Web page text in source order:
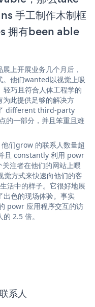
手工制作木制框
拥有been able
上开展业务几个月后，
他们wanted以视觉上吸
轻巧且符合人体工程学的
此提供足够的解决方
different third-party
的一部分，并且笨重且难
们grow 的联系人数量超
且 constantly 利用 powr
注者在他们的网站上喂
方式来快速向他们的客
活中的样子。它很好地展
出色的现场体验。事实
powr 应用程序交互的访
2.5 倍。
系人